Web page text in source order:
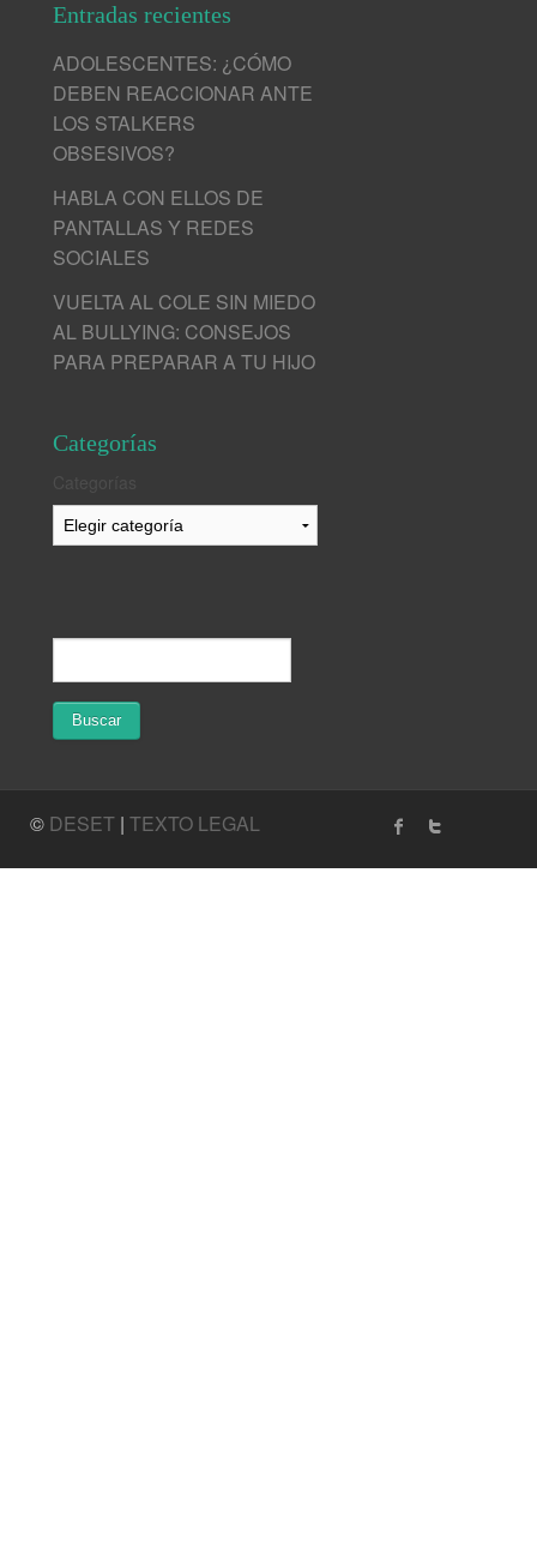
Entradas recientes
ADOLESCENTES: ¿CÓMO
DEBEN REACCIONAR ANTE
LOS STALKERS
OBSESIVOS?
HABLA CON ELLOS DE
PANTALLAS Y REDES
SOCIALES
VUELTA AL COLE SIN MIEDO
AL BULLYING: CONSEJOS
PARA PREPARAR A TU HIJO
Categorías
© DESET | TEXTO LEGAL